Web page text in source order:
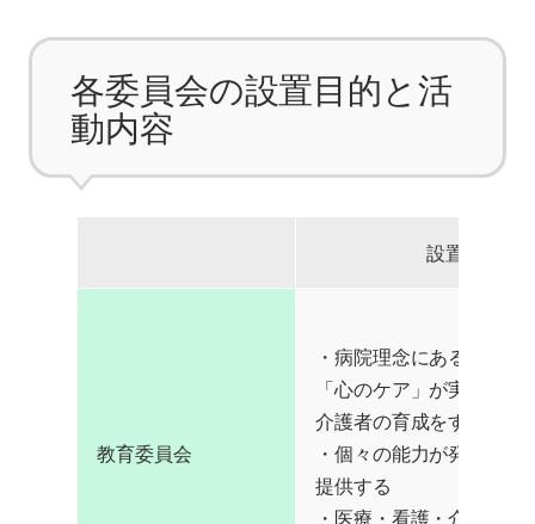
各委員会の設置目的と活
動内容
設置目的
教育委員会
・病院理念にある「良質
「心のケア」が実践でき
介護者の育成をする
・個々の能力が発揮でき
提供する
・医療・看護・介護の動